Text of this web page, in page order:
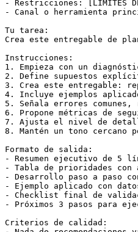
- Restricciones: [LÍMITES DE
- Canal o herramienta
Tu tarea:
Crea este entregable de
Instrucciones:
1. Empieza con un
2. Define supuestos
3. Crea este entregable:
4. Incluye ejemplos
5. Señala errores
6. Propone métricas de
7. Ajusta el nivel de
8. Mantén un tono cercano
Formato de salida:
- Resumen ejecutivo de 5
- Tabla de prioridades con
- Desarrollo paso a paso
- Ejemplo aplicado con
- Checklist final de
- Próximos 3 pasos para
Criterios de calidad: